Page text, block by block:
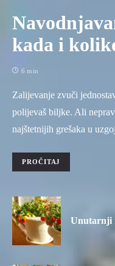
kada i
6 min
Zalijevanje zvuči
polijevaš biljke. Ali
najštetnijih grešaka u
PROČITAJ
Unutarnji